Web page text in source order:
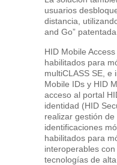
usuarios
distancia,
and Go”
HID Mobile
habilitados para
multiCLASS SE, e
Mobile IDs y HID
acceso al portal
identidad (HID
realizar gestión
identificaciones
habilitados para
interoperables
tecnologías de